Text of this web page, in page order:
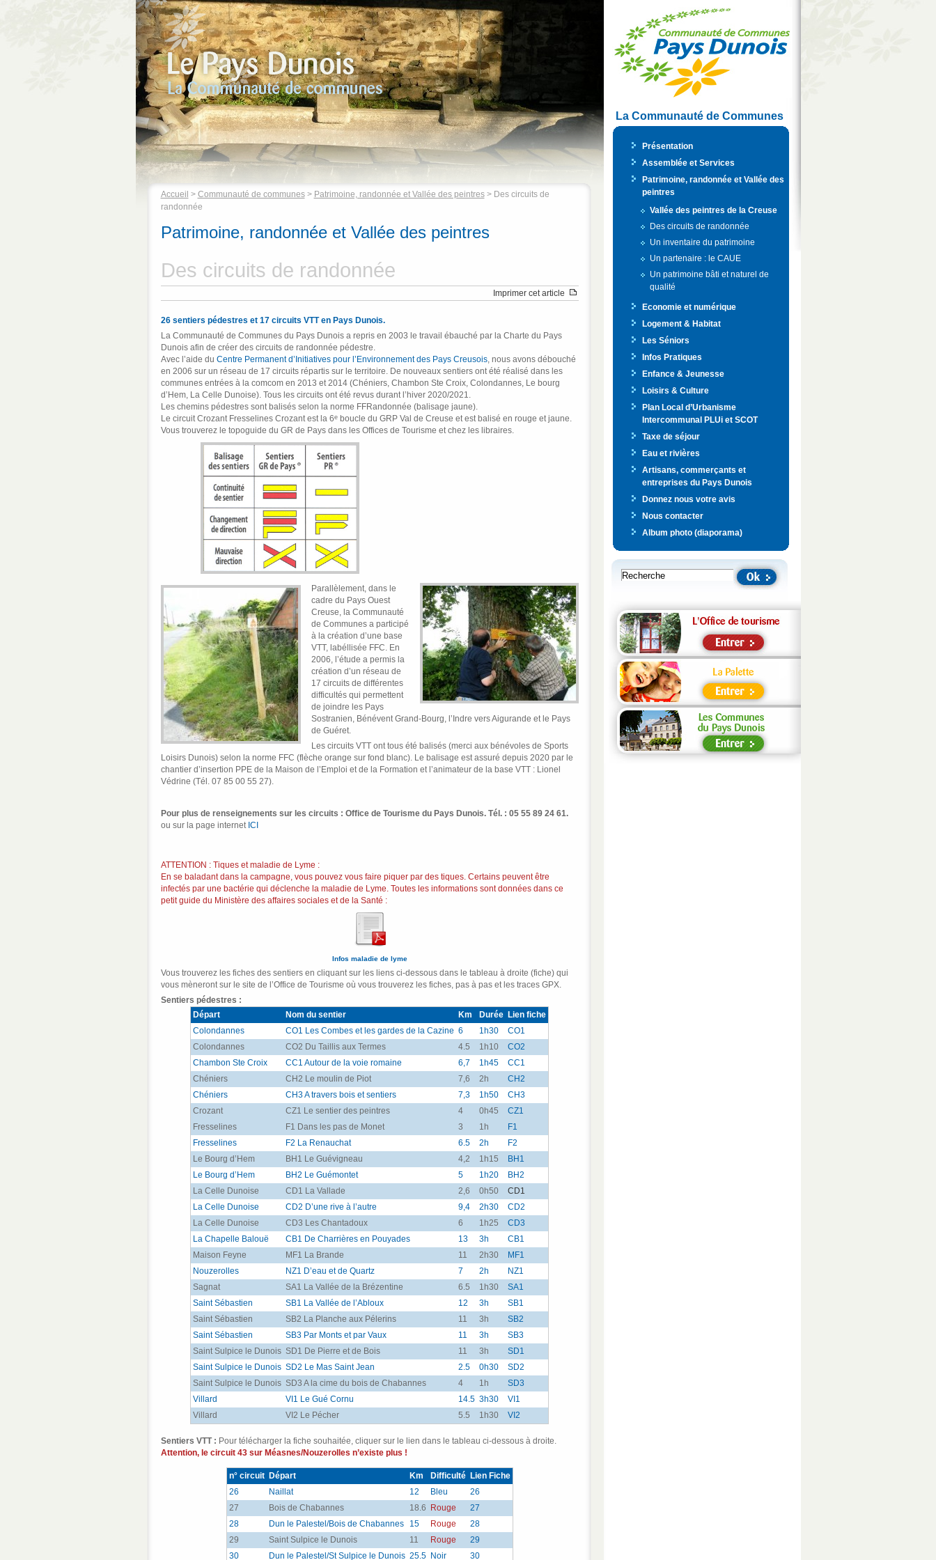
Accueil > Communauté de communes> Patrimoine, randonnée et Vallée des peintres> Des circuits de
randonnée
Patrimoine, randonnée et Vallée des peintres
Des circuits de randonnée
Imprimer cet article
26 sentiers pédestres et 17 circuits VTT en Pays Dunois.
La Communauté de Communes du Pays Dunois a repris en 2003 le travail ébauché par la Charte du Pays
Dunois afin de créer des circuits de randonnée pédestre.
Avec l’aide du Centre Permanent d’Initiatives pour l’Environnement des Pays Creusois, nous avons débouché
en 2006 sur un réseau de 17 circuits répartis sur le territoire. De nouveaux sentiers ont été réalisé dans les
communes entrées à la comcom en 2013 et 2014 (Chéniers, Chambon Ste Croix, Colondannes, Le bourg
d’Hem, La Celle Dunoise). Tous les circuits ont été revus durant l’hiver 2020/2021.
Les chemins pédestres sont balisés selon la norme FFRandonnée (balisage jaune).
Le circuit Crozant Fresselines Crozant est la 6eboucle du GRP Val de Creuse et est balisé en rouge et jaune.
Vous trouverez le topoguide du GR de Pays dans les Offices de Tourisme et chez les libraires.
Parallèlement, dans le
cadre du Pays Ouest
Creuse, la Communauté
de Communes a participé
à la création d’une base
VTT, labéllisée FFC. En
2006, l’étude a permis la
création d’un réseau de
17 circuits de différentes
difficultés qui permettent
de joindre les Pays
Sostranien, Bénévent Grand-Bourg, l’Indre vers Aigurande et le Pays
de Guéret.
Les circuits VTT ont tous été balisés (merci aux bénévoles de Sports
Loisirs Dunois) selon la norme FFC (flèche orange sur fond blanc). Le balisage est assuré depuis 2020 par le
chantier d’insertion PPE de la Maison de l’Emploi et de la Formation et l’animateur de la base VTT : Lionel
Védrine (Tél. 07 85 00 55 27).
Pour plus de renseignements sur les circuits : Office de Tourisme du Pays Dunois. Tél. : 05 55 89 24 61.
ou sur la page internet ICI
ATTENTION : Tiques et maladie de Lyme :
En se baladant dans la campagne, vous pouvez vous faire piquer par des tiques. Certains peuvent être
infectés par une bactérie qui déclenche la maladie de Lyme. Toutes les informations sont données dans ce
petit guide du Ministère des affaires sociales et de la Santé :
Infos maladie de lyme
Vous trouverez les fiches des sentiers en cliquant sur les liens ci-dessous dans le tableau à droite (fiche) qui
vous mèneront sur le site de l’Office de Tourisme où vous trouverez les fiches, pas à pas et les traces GPX.
Sentiers pédestres :
Départ
Nom du sentier Km Durée
Lien fiche
Colondannes
CO1 Les Combes et les gardes de la Cazine 6 1h30
CO1
Colondannes
CO2 Du Taillis aux Termes 4.5 1h10
CO2
Chambon Ste Croix
CC1 Autour de la voie romaine 6,7 1h45
CC1
Chéniers
CH2 Le moulin de Piot 7,6 2h
CH2
Chéniers
CH3 A travers bois et sentiers 7,3 1h50
CH3
Crozant
CZ1 Le sentier des peintres 4 0h45
CZ1
Fresselines
F1 Dans les pas de Monet 3 1h
F1
Fresselines
F2 La Renauchat 6.5 2h
F2
Le Bourg d’Hem
BH1 Le Guévigneau 4,2 1h15
BH1
Le Bourg d’Hem
BH2 Le Guémontet 5 1h20
BH2
La Celle Dunoise
CD1 La Vallade 2,6 0h50
CD1
La Celle Dunoise
CD2 D’une rive à l’autre 9,4 2h30
CD2
La Celle Dunoise
CD3 Les Chantadoux 6 1h25
CD3
La Chapelle Balouë
CB1 De Charrières en Pouyades 13 3h
CB1
Maison Feyne
MF1 La Brande 11 2h30
MF1
Nouzerolles
NZ1 D’eau et de Quartz 7 2h
NZ1
Sagnat
SA1 La Vallée de la Brézentine 6.5 1h30
SA1
Saint Sébastien
SB1 La Vallée de l’Abloux 12 3h
SB1
Saint Sébastien
SB2 La Planche aux Pélerins 11 3h
SB2
Saint Sébastien
SB3 Par Monts et par Vaux 11 3h
SB3
Saint Sulpice le Dunois SD1 De Pierre et de Bois 11 3h
SD1
Saint Sulpice le Dunois SD2 Le Mas Saint Jean 2.5 0h30
SD2
Saint Sulpice le Dunois SD3 A la cime du bois de Chabannes 4 1h
SD3
Villard
VI1 Le Gué Cornu 14.5 3h30
VI1
Villard
VI2 Le Pécher 5.5 1h30 VI2
Sentiers VTT : Pour télécharger la fiche souhaitée, cliquer sur le lien dans le tableau ci-dessous à droite.
Attention, le circuit 43 sur Méasnes/Nouzerolles n’existe plus !
n° circuit Départ Km Difficulté
Lien Fiche
26
Naillat 12 Bleu
26
27
Bois de Chabannes 18.6 Rouge
27
28
Dun le Palestel/Bois de Chabannes 15 Rouge
28
29
Saint Sulpice le Dunois 11 Rouge
29
30
Dun le Palestel/St Sulpice le Dunois 25.5 Noir 30
La Communauté de Communes
Présentation
Assemblée et Services
Patrimoine, randonnée et Vallée des
peintres
Vallée des peintres de la Creuse
Des circuits de randonnée
Un inventaire du patrimoine
Un partenaire : le CAUE
Un patrimoine bâti et naturel de
qualité
Economie et numérique
Logement & Habitat
Les Séniors
Infos Pratiques
Enfance & Jeunesse
Loisirs & Culture
Plan Local d’Urbanisme
Intercommunal PLUi et SCOT
Taxe de séjour
Eau et rivières
Artisans, commerçants et
entreprises du Pays Dunois
Donnez nous votre avis
Nous contacter
Album photo (diaporama)